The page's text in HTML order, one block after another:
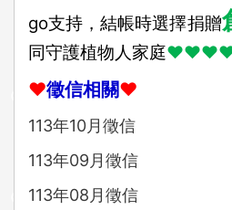
go支持，結帳時選擇捐贈
同守護植物人家庭
❤徵信相關❤
113年10月徵信
113年09月徵信
113年08月徵信